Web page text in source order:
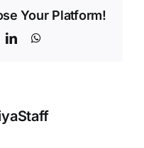
Your Platform!
LinkedIn